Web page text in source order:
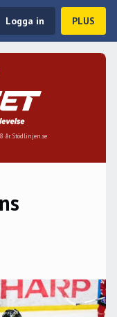
Logga in PLUS
år. Stödlinjen.se